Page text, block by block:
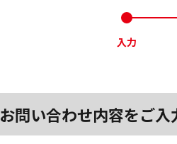
入力
お問い合わせ内容をご入